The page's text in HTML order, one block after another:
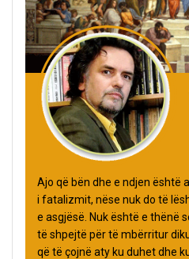
Ajo që bën dhe e ndjen është
i fatalizmit, nëse nuk do të
e asgjësë. Nuk është e thënë
të shpejtë për të mbërritur
që të çojnë aty ku duhet dhe